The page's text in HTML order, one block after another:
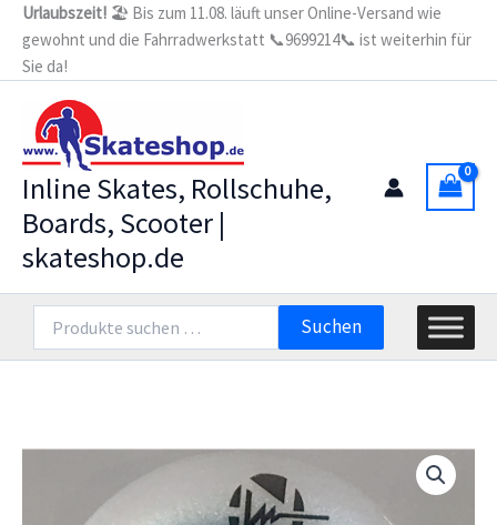
Zum
Inhalt
springen
Urlaubszeit! 🏖️ Bis zum 11.08. läuft unser Online-Versand wie
gewohnt und die Fahrradwerkstatt 📞9699214📞 ist weiterhin für
Sie da!
Inline Skates, Rollschuhe,
Boards, Scooter |
skateshop.de
nach:
Suchen